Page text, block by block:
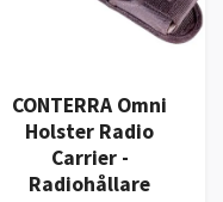
CONTERRA Omni
Holster Radio
Carrier -
Radiohållare